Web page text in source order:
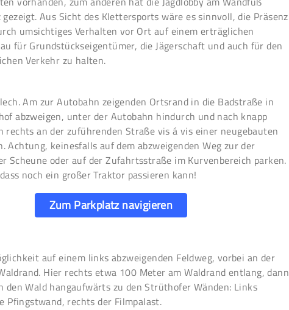
gezeigt. Aus Sicht des Klettersports wäre es sinnvoll, die Präsenz
umsichtiges Verhalten vor Ort auf einem erträglichen
für Grundstückseigentümer, die Jägerschaft und auch für den
Verkehr zu halten.
Am zur Autobahn zeigenden Ortsrand in die Badstraße in
abzweigen, unter der Autobahn hindurch und nach knapp
rechts an der zuführenden Straße vis á vis einer neugebauten
Achtung, keinesfalls auf dem abzweigenden Weg zur der
Scheune oder auf der Zufahrtsstraße im Kurvenbereich parken.
noch ein großer Traktor passieren kann!
Zum Parkplatz navigieren
auf einem links abzweigenden Feldweg, vorbei an der
Hier rechts etwa 100 Meter am Waldrand entlang, dann
den Wald hangaufwärts zu den Strüthofer Wänden: Links
Pfingstwand, rechts der Filmpalast.